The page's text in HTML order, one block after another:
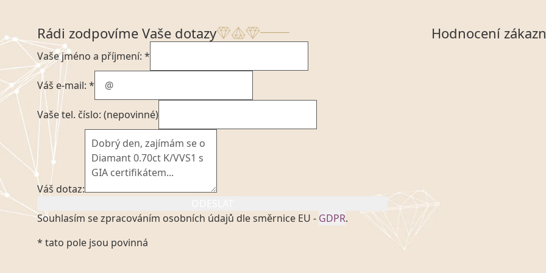
Rádi zodpovíme Vaše dotazy
Vaše jméno a příjmení: *
Váš e-mail: *
Vaše tel. číslo: (nepovinné)
Váš dotaz:
Souhlasím se zpracováním osobních údajů dle směrnice EU - GDPR.
Kliknutím na výše uvedený odkaz, v souladu se zákonem č. 101/2000 Sb. v
platném znění výslovně souhlasím se zpracováním a uchováním veškerých
* tato pole jsou povinná
Hodnocení